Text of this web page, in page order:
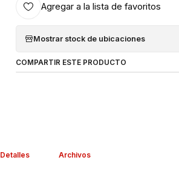
Agregar a la lista de favoritos
Mostrar stock de ubicaciones
COMPARTIR ESTE PRODUCTO
Detalles Archivos